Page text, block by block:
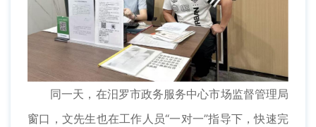
同一天，在汨罗市政务服务中心市场监督管理局
窗口，文先生也在工作人员“一对一”指导下，快速完